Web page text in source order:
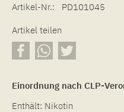
Artikel-Nr.:
PD101045
Artikel teilen
Einordnung nach CLP-
Enthält: Nikotin